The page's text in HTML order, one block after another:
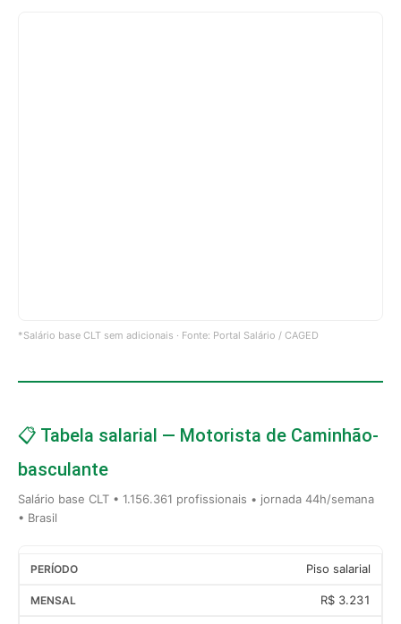
*Salário base CLT sem adicionais · Fonte: Portal Salário / CAGED
📋 Tabela salarial — Motorista de Caminhão-
basculante
Salário base CLT • 1.156.361 profissionais • jornada 44h/semana
• Brasil
Piso salarial
R$ 3.231